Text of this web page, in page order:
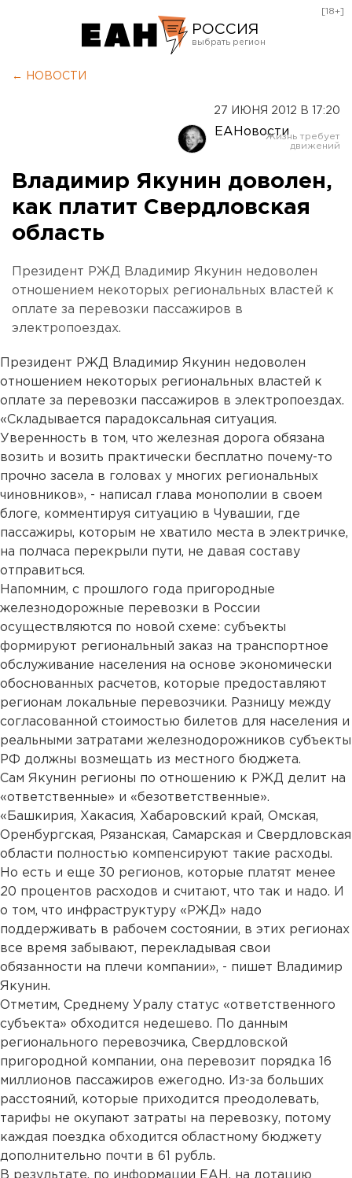
РОССИЯ
Оренбург
[18+]
← НОВОСТИ
27 ИЮНЯ 2012 В 17:20
ЕАНовости
Владимир Якунин доволен,
как платит Свердловская
область
Президент РЖД Владимир Якунин недоволен
отношением некоторых региональных властей к
оплате за перевозки пассажиров в
электропоездах.
Президент РЖД Владимир Якунин недоволен
отношением некоторых региональных властей к
оплате за перевозки пассажиров в электропоездах.
«Складывается парадоксальная ситуация.
Уверенность в том, что железная дорога обязана
возить и возить практически бесплатно почему-то
прочно засела в головах у многих региональных
чиновников», - написал глава монополии в своем
блоге, комментируя ситуацию в Чувашии, где
пассажиры, которым не хватило места в электричке,
на полчаса перекрыли пути, не давая составу
отправиться.
Напомним, с прошлого года пригородные
железнодорожные перевозки в России
осуществляются по новой схеме: субъекты
формируют региональный заказ на транспортное
обслуживание населения на основе экономически
обоснованных расчетов, которые предоставляют
регионам локальные перевозчики. Разницу между
согласованной стоимостью билетов для населения и
реальными затратами железнодорожников субъекты
РФ должны возмещать из местного бюджета.
Сам Якунин регионы по отношению к РЖД делит на
«ответственные» и «безответственные».
«Башкирия, Хакасия, Хабаровский край, Омская,
Оренбургская, Рязанская, Самарская и Свердловская
области полностью компенсируют такие расходы.
Но есть и еще 30 регионов, которые платят менее
20 процентов расходов и считают, что так и надо. И
о том, что инфраструктуру «РЖД» надо
поддерживать в рабочем состоянии, в этих регионах
все время забывают, перекладывая свои
обязанности на плечи компании», - пишет Владимир
Якунин.
Отметим, Среднему Уралу статус «ответственного
субъекта» обходится недешево. По данным
регионального перевозчика, Свердловской
пригородной компании, она перевозит порядка 16
миллионов пассажиров ежегодно. Из-за больших
расстояний, которые приходится преодолевать,
тарифы не окупают затраты на перевозку, потому
каждая поездка обходится областному бюджету
дополнительно почти в 61 рубль.
В результате, по информации ЕАН, на дотацию